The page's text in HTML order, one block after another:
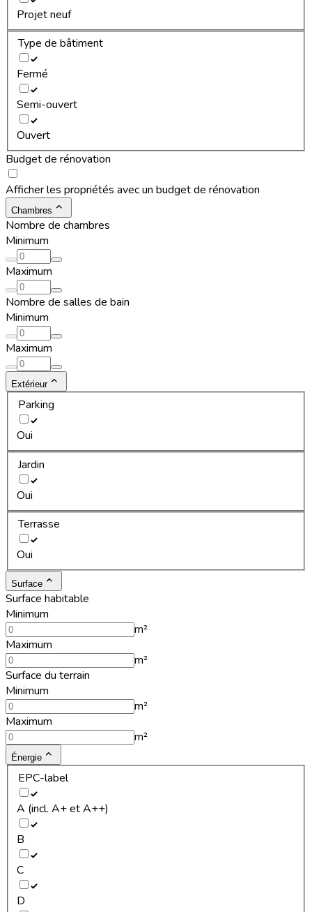
Projet neuf
Type de bâtiment
Fermé
Semi-ouvert
Ouvert
Budget de rénovation
Afficher les propriétés avec un budget de rénovation
Chambres
Nombre de chambres
Minimum
Maximum
Nombre de salles de bain
Minimum
Maximum
Extérieur
Parking
Oui
Jardin
Oui
Terrasse
Oui
Surface
Surface habitable
Minimum
m²
Maximum
m²
Surface du terrain
Minimum
m²
Maximum
m²
Énergie
EPC-label
A (incl. A+ et A++)
B
C
D